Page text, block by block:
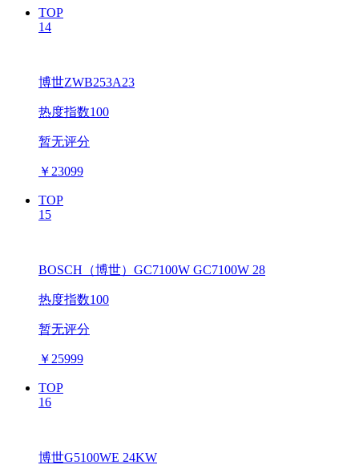
TOP
14
博世ZWB253A23
热度指数100
暂无评分
￥ 23099
TOP
15
BOSCH（博世）GC7100W GC7100W 28
热度指数100
暂无评分
￥ 25999
TOP
16
博世G5100WE 24KW